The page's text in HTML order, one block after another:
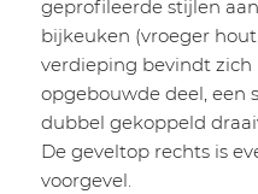
geprofileerde stijlen
bijkeuken (vroeger
verdieping bevindt zich
opgebouwde deel, een
dubbel gekoppeld
De geveltop rechts is
voorgevel.